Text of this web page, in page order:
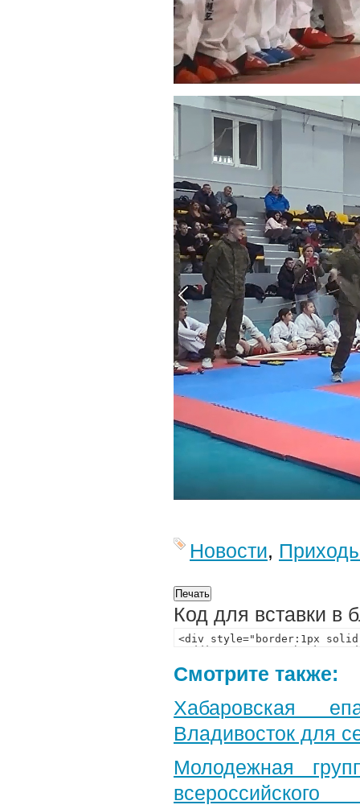
Новости,
Код для вставки в
Смотрите также:
Хабаровская
Владивосток для
Молодежная